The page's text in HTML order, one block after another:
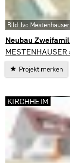
Neubau
Arnstadt
Projekt merken
Bild: Ivo Mestenhauser
KIRCHHEIM